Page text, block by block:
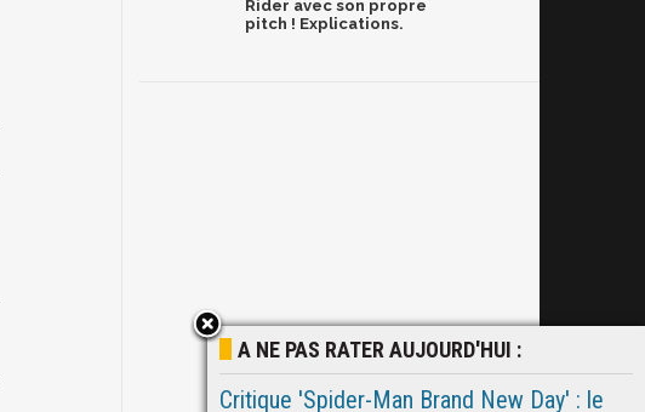
Rider avec son propre
pitch ! Explications.
A NE PAS RATER AUJOURD'HUI :
Critique 'Spider-Man Brand New Day' : le